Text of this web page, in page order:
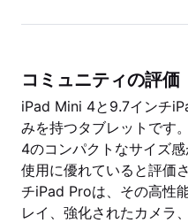
コミュニティの評価
iPad Mini 4と9.7インチ
みを持つタブレットです
4のコンパクトなサイズ
使用に優れていると評価
チiPad Proは、その高性
レイ、強化されたカメラ